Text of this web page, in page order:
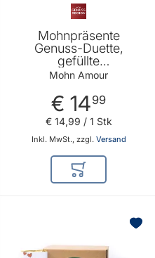
Mohnpräsente
Genuss-Duette,
gefüllte
Mohnschokolade &
Marille und Mohn von
Mohn Amour
Mohn Amour
€ 1499
Inkl. MwSt., zzgl. Versand
€ 14,99 / 1 Stk
In den Warenkorb